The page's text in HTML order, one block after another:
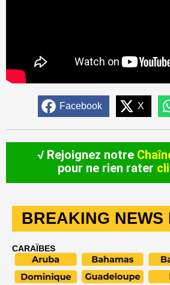
Facebook X
√ Rejoignez notre
pour ne rien rater
BREAKING NEWS
CARAÏBES